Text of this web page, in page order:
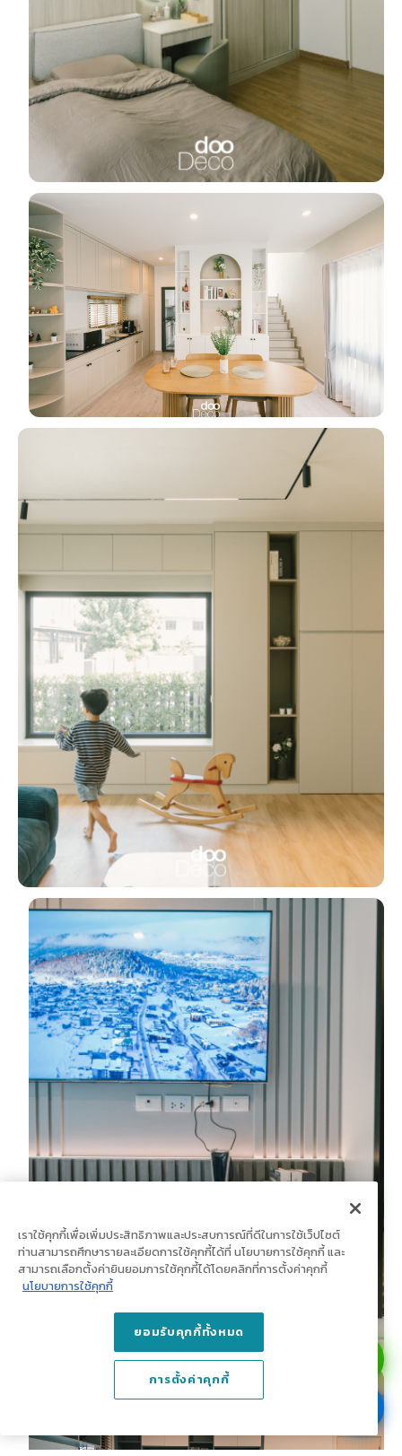
เราใช้คุกกี้เพื่อเพิ่มประสิทธิภาพและประสบการณ์ที่ดีในการใช้เว็ปไซต์
ท่านสามารถศึกษารายละเอียดการใช้คุกกี้ได้ที่ นโยบายการใช้คุกกี้ และ
สามารถเลือกตั้งค่ายินยอมการใช้คุกกี้ได้โดยคลิกที่การตั้งค่าคุกกี้
นโยบายการใช้คุกกี้
ยอมรับคุกกี้ทั้งหมด
การตั้งค่าคุกกี้